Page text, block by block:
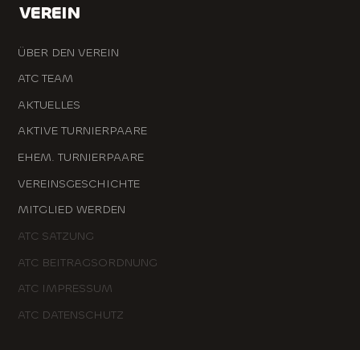
VEREIN
ÜBER DEN VEREIN
ATC TEAM
AKTUELLES
AKTIVE TURNIERPAARE
EHEM. TURNIERPAARE
VEREINSGESCHICHTE
MITGLIED WERDEN
ATC SATZUNG
ATC BEITRAGSORDNUNG
ATC IMPRESSUM
ATC DATENSCHUTZ